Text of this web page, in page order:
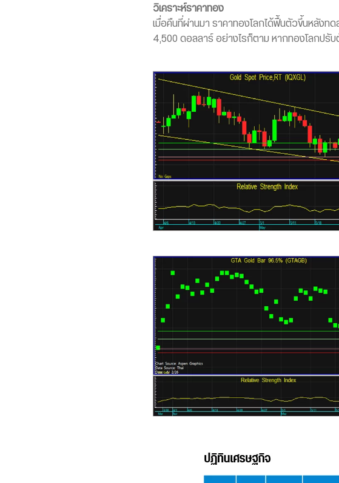
วิเคราะห์ราคาทอง
เมื่อคืนที่ผ่านมา ราคาทองโลกได้ฟื้นตัวขึ้นหลังท
4,500 ดอลลาร์ อย่างไรก็ตาม หากทองโลกปรั